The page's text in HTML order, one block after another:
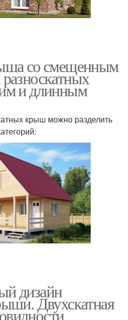
со смещенным
и длинным
крыш можно разделить
дизайн
Двухскатная